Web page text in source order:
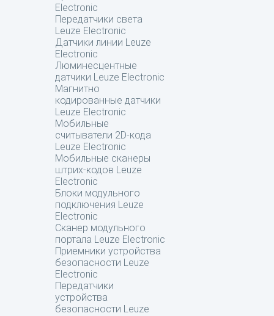
Electronic
Передатчики света
Leuze Electronic
Датчики линии Leuze
Electronic
Люминесцентные
датчики Leuze Electronic
Магнитно
кодированные датчики
Leuze Electronic
Мобильные
считыватели 2D-кода
Leuze Electronic
Мобильные сканеры
штрих-кодов Leuze
Electronic
Блоки модульного
подключения Leuze
Electronic
Сканер модульного
портала Leuze Electronic
Приемники устройства
безопасности Leuze
Electronic
Передатчики
устройства
безопасности Leuze